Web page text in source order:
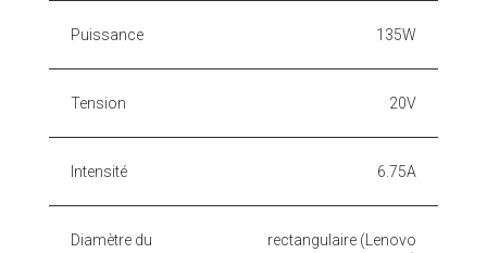
Puissance 135W
Tension 20V
Intensité 6.75A
Diamètre du
rectangulaire (Lenovo